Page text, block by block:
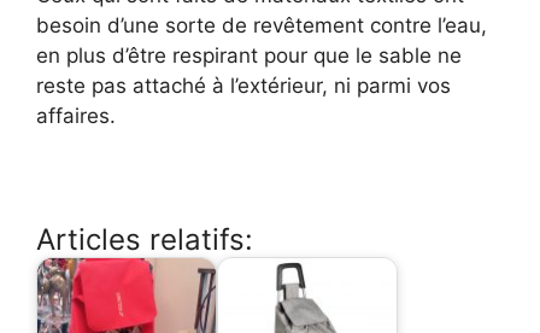
besoin d’une sorte de revêtement contre l’eau,
en plus d’être respirant pour que le sable ne
reste pas attaché à l’extérieur, ni parmi vos
affaires.
Articles relatifs: